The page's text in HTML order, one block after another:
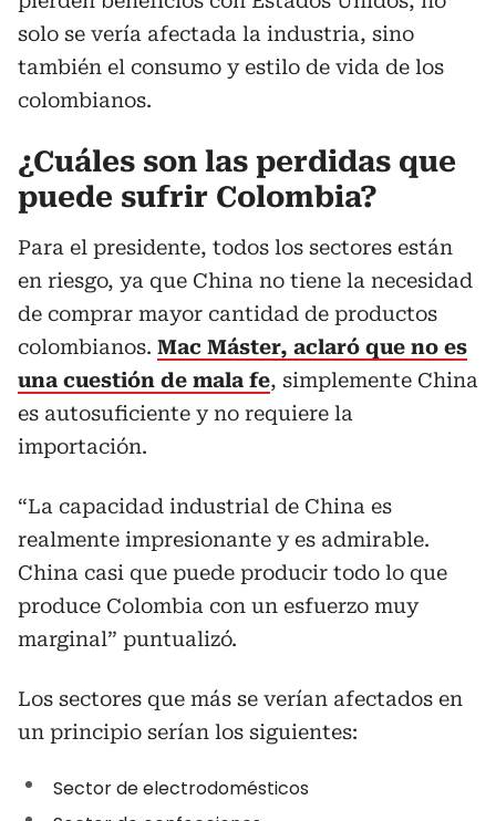
solo se vería afectada la industria, sino
también el consumo y estilo de vida de los
colombianos.
¿Cuáles son las perdidas que
puede sufrir Colombia?
Para el presidente, todos los sectores están
en riesgo, ya que China no tiene la necesidad
de comprar mayor cantidad de productos
colombianos. Mac Máster, aclaró que no es
una cuestión de mala fe, simplemente China
es autosuficiente y no requiere la
importación.
“La capacidad industrial de China es
realmente impresionante y es admirable.
China casi que puede producir todo lo que
produce Colombia con un esfuerzo muy
marginal” puntualizó.
Los sectores que más se verían afectados en
un principio serían los siguientes:
Sector de electrodomésticos